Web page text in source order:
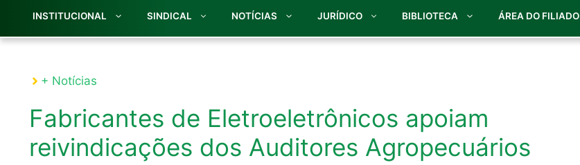
INSTITUCIONAL SINDICAL NOTÍCIAS JURÍDICO BIBLIOTECA ÁREA DO FILIADO
+ Notícias
Fabricantes de Eletroeletrônicos apoiam
reivindicações dos Auditores Agropecuários